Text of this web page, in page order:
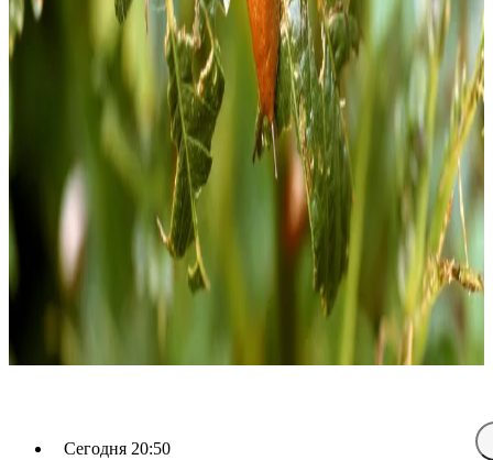
Сегодня 20:50